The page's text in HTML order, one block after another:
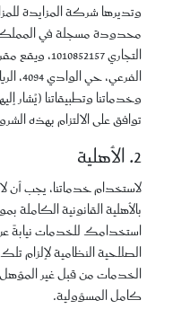
وتديرها شركة المزايدة
محدودة مسجلة في المملكة
وخدماتنا وتطبيقاتنا (يُشار
توافق على الالتزام بهذه
2. الأهلية
بالأهلية القانونية
استخدامك للخدمات نيابةً
الصلاحية النظامية لإلزام
الخدمات من قبل غير
كامل المسؤولية.